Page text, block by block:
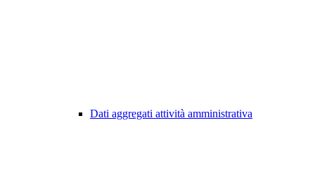
Dati aggregati attività amministrativa